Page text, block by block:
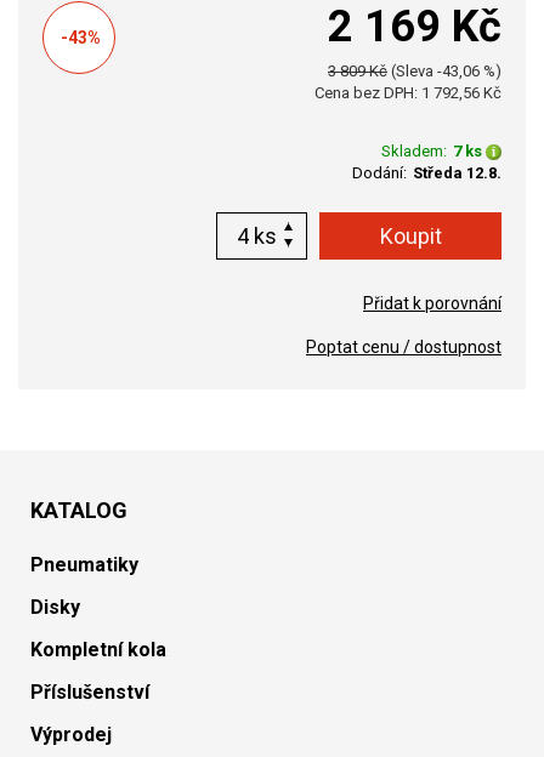
-43% 2 169 Kč
3 809 Kč (Sleva -43,06 %)
Cena bez DPH: 1 792,56 Kč
Skladem: 7 ks
Dodání: Středa 12.8.
ks
Přidat k porovnání
Poptat cenu / dostupnost
KATALOG
Pneumatiky
Disky
Kompletní kola
Příslušenství
Výprodej